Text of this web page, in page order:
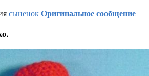
сыненокОригинальное сообщение